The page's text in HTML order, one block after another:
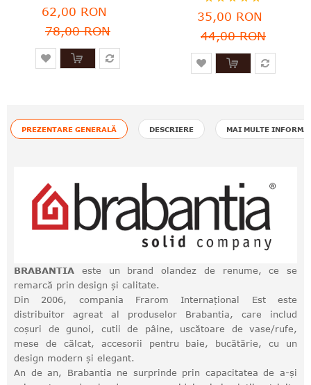
62,00 RON
78,00 RON
100
% of100
35,00 RON
44,00 RON
PREZENTARE GENERALĂ DESCRIERE MAI MULTE
BRABANTIA este un brand olandez de renume, ce se
remarcă prin design și calitate.
Din 2006, compania Frarom Internațional Est este
distribuitor agreat al produselor Brabantia, care includ
coșuri de gunoi, cutii de pâine, uscătoare de vase/rufe,
mese de călcat, accesorii pentru baie, bucătărie, cu un
design modern și elegant.
An de an, Brabantia ne surprinde prin capacitatea de a-și